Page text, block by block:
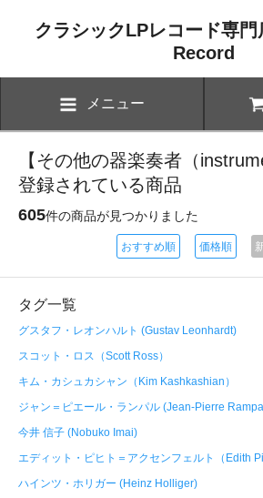
クラシックLPレコード専
Record
メニュー
【その他の器楽奏者（
登録されている商品
605件の商品が見つかりました
おすすめ順 価格順
タグ一覧
グスタフ・レオンハルト (Gustav Leonhardt)
スコット・ロス（Scott Ross）
キム・カシュカシャン（Kim Kashkashian）
ジャン＝ピエール・ランパル (Jean-Pierre
今井 信子 (Nobuko Imai)
エディット・ピヒト＝アクセンフェルト（Edith
ハインツ・ホリガー (Heinz Holliger)